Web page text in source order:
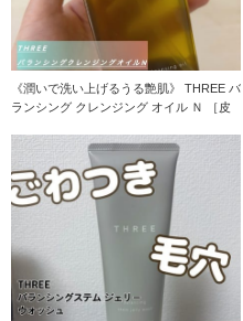
《潤いで洗い上げるうる艶肌》 THREE バ
ランシング クレンジング オイル Ｎ ［皮